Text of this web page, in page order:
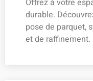
durable.
pose de parquet,
et de raffinement.